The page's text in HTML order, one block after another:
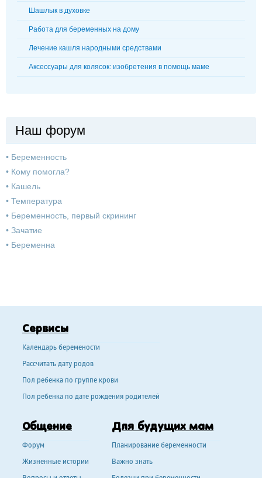
Шашлык в духовке
Работа для беременных на дому
Лечение кашля народными средствами
Аксессуары для колясок: изобретения в помощь маме
Наш форум
• Беременность
• Кому помогла?
• Кашель
• Температура
• Беременность, первый скрининг
• Зачатие
• Беременна
Сервисы
Календарь беремености
Рассчитать дату родов
Пол ребенка по группе крови
Пол ребенка по дате рождения родителей
Общение
Форум
Жизненные истории
Для будущих мам
Планирование беременности
Важно знать